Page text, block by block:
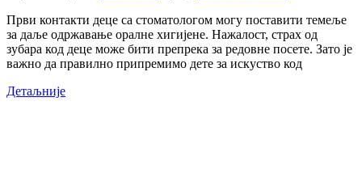
Први контакти деце са стоматологом могу поставити темеље
за даље одржавање оралне хигијене. Нажалост, страх од
зубара код деце може бити препрека за редовне посете. Зато је
важно да правилно припремимо дете за искуство код
Детаљније